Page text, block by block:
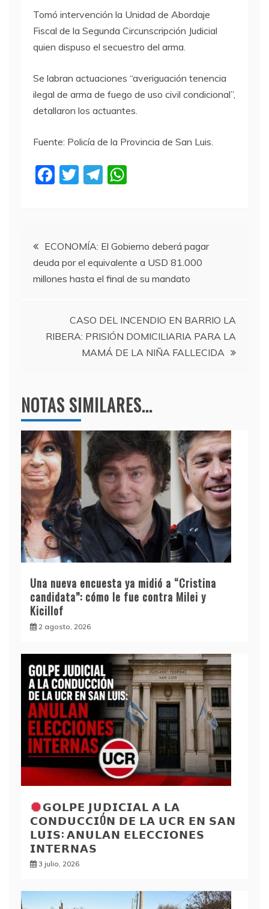
Tomó intervención la Unidad de Abordaje
Fiscal de la Segunda Circunscripción Judicial
quien dispuso el secuestro del arma.
Se labran actuaciones “averiguación tenencia
ilegal de arma de fuego de uso civil condicional”,
detallaron los actuantes.
Fuente: Policía de la Provincia de San Luis.
F
b
o
o
T
T
a
m
A
p
p
Navegación
de
ECONOMÍA: El Gobierno deberá pagar
deuda por el equivalente a USD 81.000
millones hasta el final de su mandato
CASO DEL INCENDIO EN BARRIO LA
RIBERA: PRISIÓN DOMICILIARIA PARA LA
MAMÁ DE LA NIÑA FALLECIDA
NOTAS SIMILARES...
Una nueva encuesta ya midió a “Cristina
candidata”: cómo le fue contra Milei y
Kicillof
2 agosto, 2026
𝗚𝗢𝗟𝗣𝗘 𝗝𝗨𝗗𝗜𝗖𝗜𝗔𝗟 𝗔 𝗟𝗔
𝗖𝗢𝗡𝗗𝗨𝗖𝗖𝗜Ó𝗡 𝗗𝗘 𝗟𝗔 𝗨𝗖𝗥 𝗘𝗡 𝗦𝗔𝗡
𝗟𝗨𝗜𝗦: 𝗔𝗡𝗨𝗟𝗔𝗡 𝗘𝗟𝗘𝗖𝗖𝗜𝗢𝗡𝗘𝗦
𝗜𝗡𝗧𝗘𝗥𝗡𝗔𝗦
3 julio, 2026